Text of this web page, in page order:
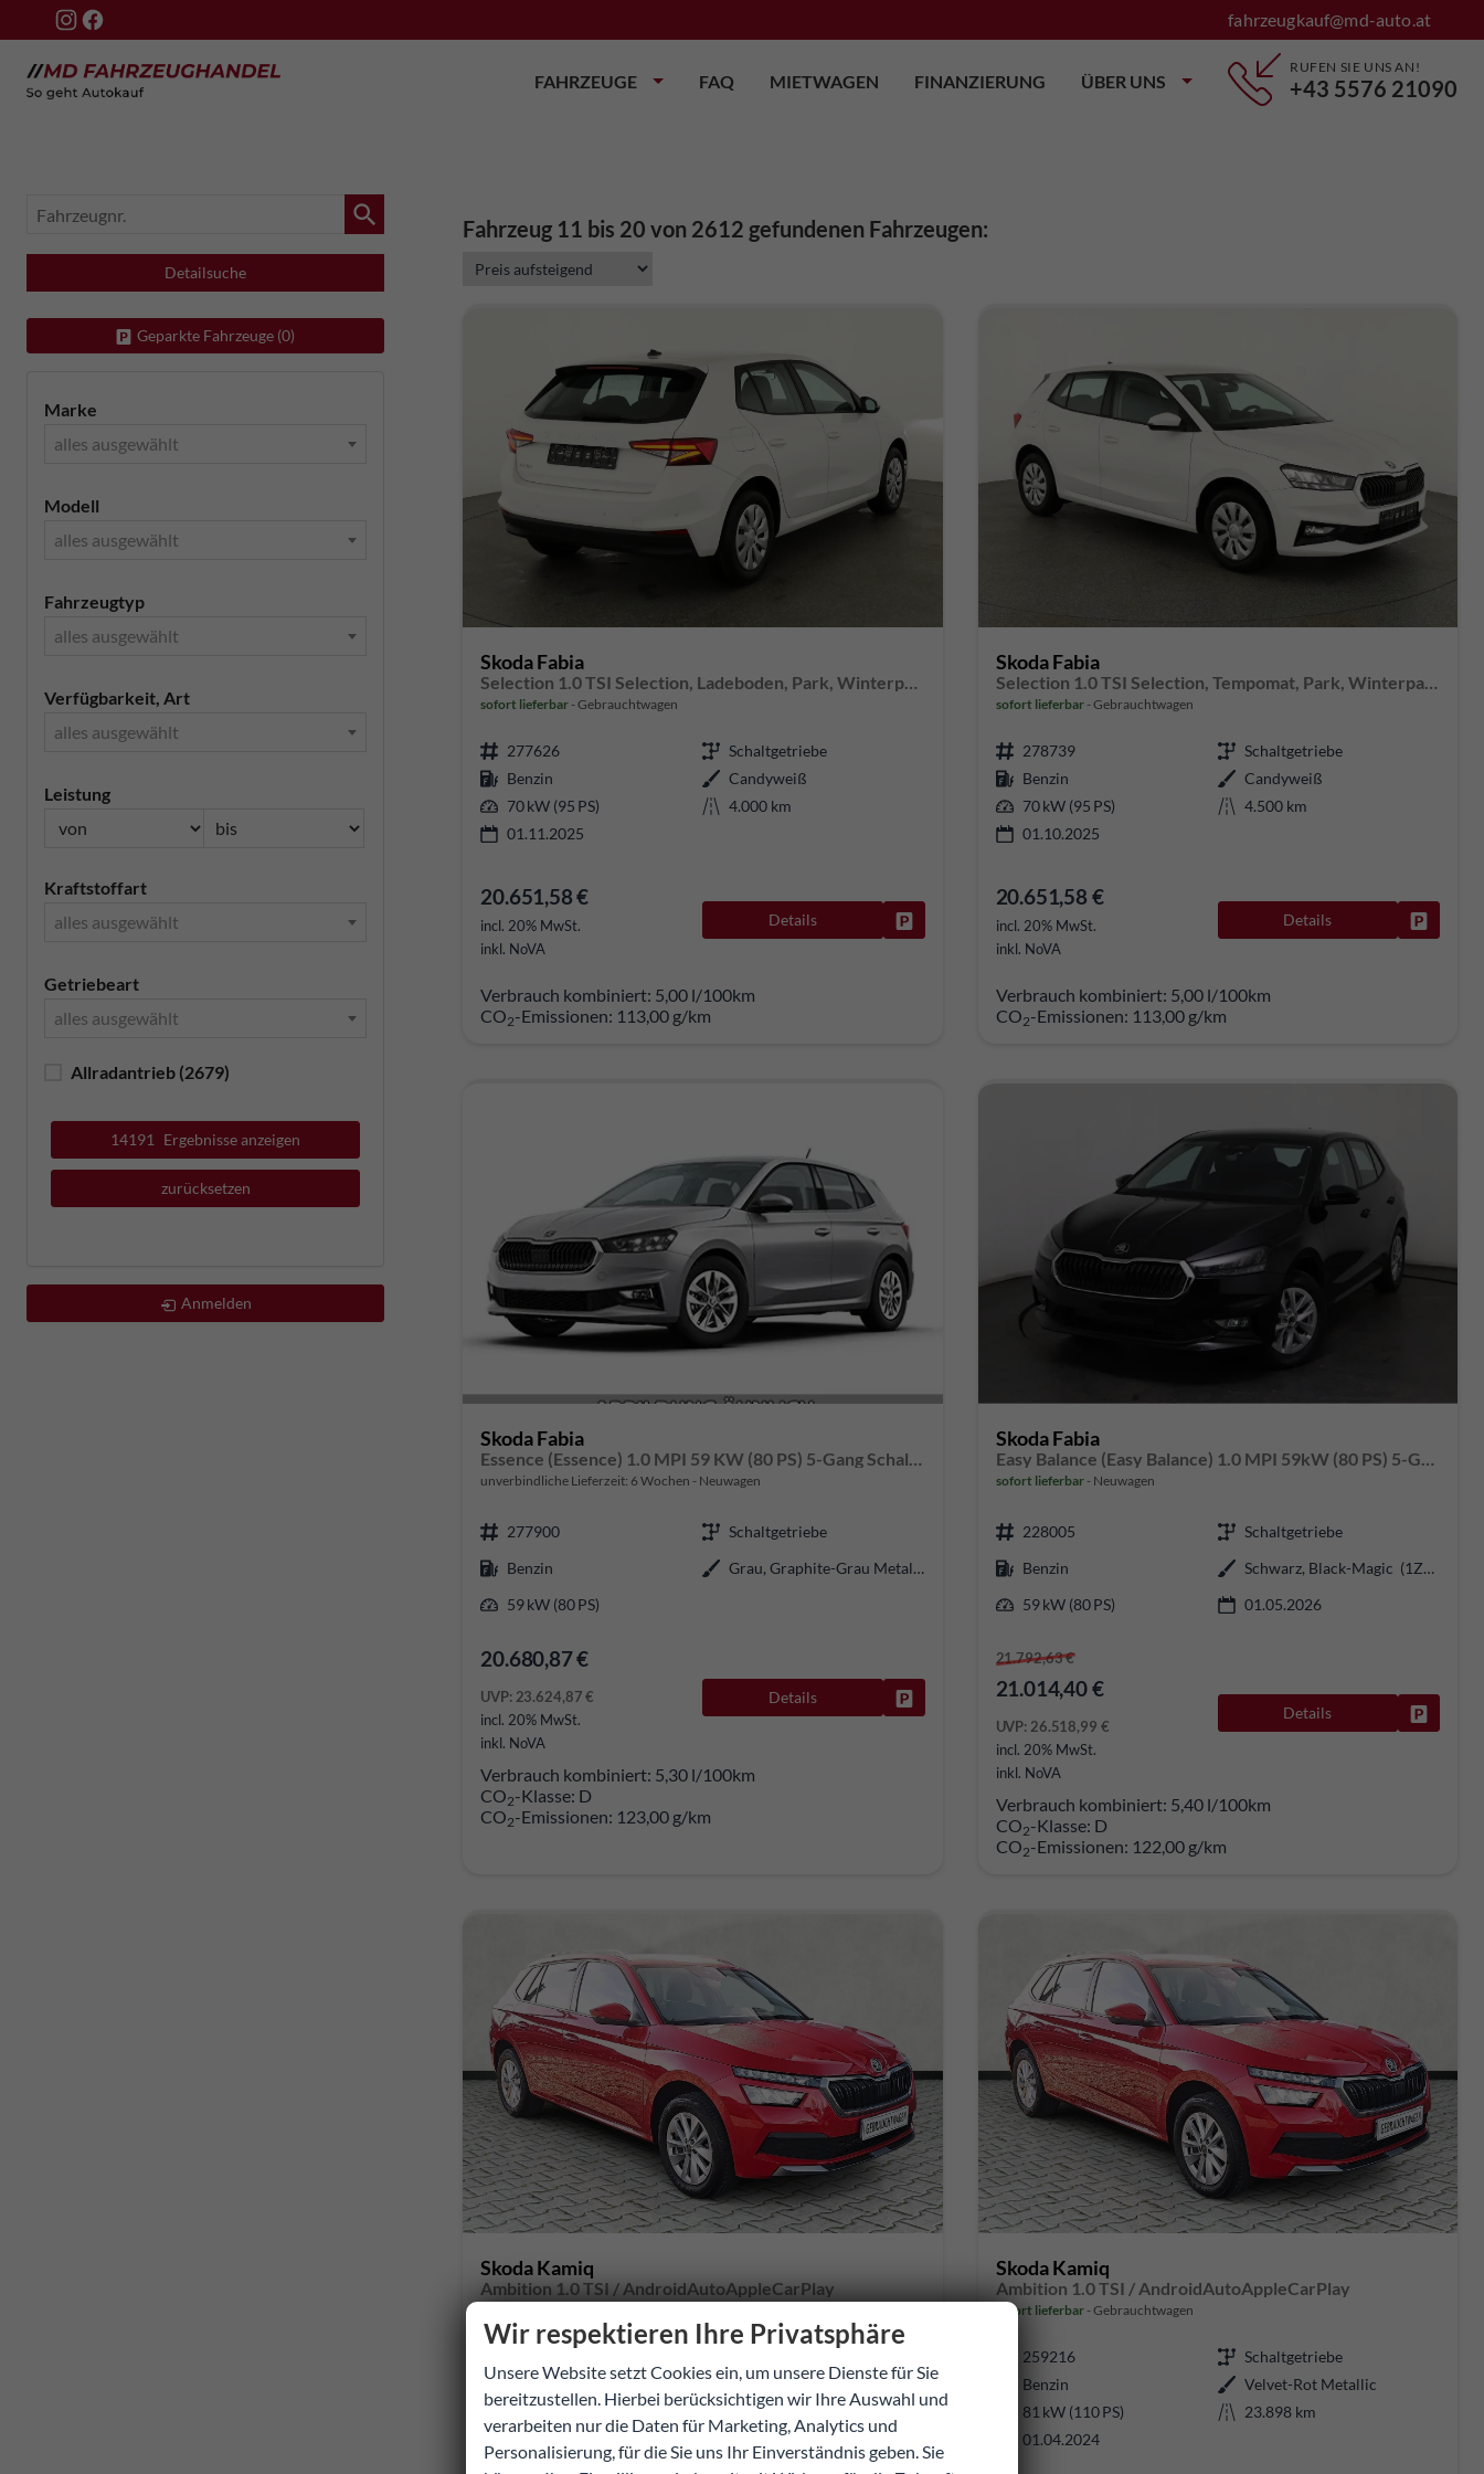
fahrzeugkauf@md-auto.at
FAHRZEUGE FAQ MIETWAGEN FINANZIERUNG ÜBER UNS
RUFEN SIE UNS AN!
+43 5576 21090
Fahrzeug 11 bis 20 von 2612 gefundenen Fahrzeugen:
Skoda Fabia
Selection 1.0 TSI Selection, Ladeboden, Park, Winterpaket, SmartLink, 4-J Garantie
sofort lieferbar Gebrauchtwagen
277626
Schaltgetriebe
Benzin
Candyweiß
70 kW (95 PS)
4.000 km
01.11.2025
20.651,58 €
incl. 20% MwSt.
inkl. NoVA
Details Fahrzeug parken
Verbrauch kombiniert: 5,00 l/100km
CO2-Emissionen: 113,00 g/km
Skoda Fabia
Selection 1.0 TSI Selection, Tempomat, Park, Winterpaket, SmartLink, 4-J Garantie
sofort lieferbar Gebrauchtwagen
278739
Schaltgetriebe
Benzin
Candyweiß
70 kW (95 PS)
4.500 km
01.10.2025
20.651,58 €
incl. 20% MwSt.
inkl. NoVA
Details
Verbrauch kombiniert: 5,00 l/100km
CO2-Emissionen: 113,00 g/km
Skoda Fabia
Essence (Essence) 1.0 MPI 59 KW (80 PS) 5-Gang Schaltgetriebe
unverbindliche Lieferzeit: 6 Wochen Neuwagen
277900
Schaltgetriebe
Benzin
Grau, Graphite-Grau Metallic (5X)
59 kW (80 PS)
20.680,87 €
UVP: 23.624,87 €
incl. 20% MwSt.
inkl. NoVA
Details Fahrzeug parken
Verbrauch kombiniert: 5,30 l/100km
CO2-Klasse: D
CO2-Emissionen: 123,00 g/km
Skoda Fabia
Easy Balance (Easy Balance) 1.0 MPI 59kW (80 PS) 5-Gang-Schaltgetriebe
sofort lieferbar Neuwagen
228005
Schaltgetriebe
Benzin
Schwarz, Black-Magic (1Z1Z)
59 kW (80 PS)
01.05.2026
21.792,63 €
21.014,40 €
UVP: 26.518,99 €
incl. 20% MwSt.
inkl. NoVA
Details
Verbrauch kombiniert: 5,40 l/100km
CO2-Klasse: D
CO2-Emissionen: 122,00 g/km
Skoda Kamiq
Ambition 1.0 TSI / AndroidAutoAppleCarPlay
Benzin
Velvet-Rot Metallic
81 kW (110 PS)
23.321 km
Skoda Kamiq
Ambition 1.0 TSI / AndroidAutoAppleCarPlay
sofort lieferbar Gebrauchtwagen
259216
Schaltgetriebe
Benzin
Velvet-Rot Metallic
81 kW (110 PS)
23.898 km
01.04.2024
Fahrzeugnr.
Detailsuche
Geparkte Fahrzeuge (0)
Marke
alles ausgewählt
Modell
alles ausgewählt
Fahrzeugtyp
alles ausgewählt
Verfügbarkeit, Art
alles ausgewählt
Leistung
Kraftstoffart
alles ausgewählt
Getriebeart
alles ausgewählt
Allradantrieb (2679)
14191 Ergebnisse anzeigen
zurücksetzen
Anmelden
Wir respektieren Ihre Privatsphäre
Unsere Website setzt Cookies ein, um unsere Dienste für Sie
bereitzustellen. Hierbei berücksichtigen wir Ihre Auswahl und
verarbeiten nur die Daten für Marketing, Analytics und
Personalisierung, für die Sie uns Ihr Einverständnis geben. Sie